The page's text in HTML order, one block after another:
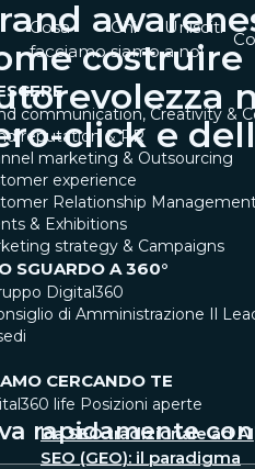
Cosa
facciamo
Chi
siamo
Unisciti
a noi
communication, Creativity &
reputation & PR
marketing & Outsourcing
experience
Relationship
& Exhibitions
strategy & Campaigns
SGUARDO A 360°
Digital360
di Amministrazione Il
CERCANDO TE
life Posizioni aperte
rapidamente
costruire
click e
Da SEO tradizionale ad AI
SEO (GEO): il paradigma